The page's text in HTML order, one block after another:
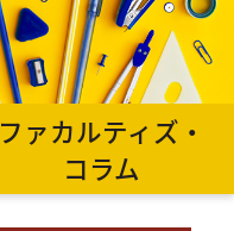
ファカルティズ・
コラム